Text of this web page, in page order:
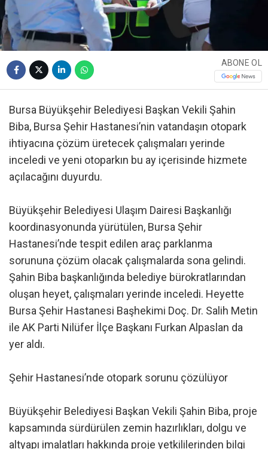
ABONE OL
Bursa Büyükşehir Belediyesi Başkan Vekili Şahin
Biba, Bursa Şehir Hastanesi’nin vatandaşın otopark
ihtiyacına çözüm üretecek çalışmaları yerinde
inceledi ve yeni otoparkın bu ay içerisinde hizmete
açılacağını duyurdu.
Büyükşehir Belediyesi Ulaşım Dairesi Başkanlığı
koordinasyonunda yürütülen, Bursa Şehir
Hastanesi’nde tespit edilen araç parklanma
sorununa çözüm olacak çalışmalarda sona gelindi.
Şahin Biba başkanlığında belediye bürokratlarından
oluşan heyet, çalışmaları yerinde inceledi. Heyette
Bursa Şehir Hastanesi Başhekimi Doç. Dr. Salih Metin
ile AK Parti Nilüfer İlçe Başkanı Furkan Alpaslan da
yer aldı.
Şehir Hastanesi’nde otopark sorunu çözülüyor
Büyükşehir Belediyesi Başkan Vekili Şahin Biba, proje
kapsamında sürdürülen zemin hazırlıkları, dolgu ve
altyapı imalatları hakkında proje yetkililerinden bilgi